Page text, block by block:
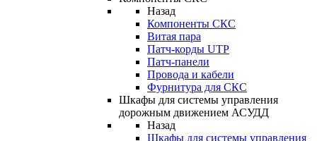
Назад
Компоненты СКС
Витая пара
Патч-корды UTP
Патч-панели
Провода и кабели
Фурнитура для СКС
Шкафы для системы управления
дорожным движением АСУДД
Назад
Шкафы для системы управления